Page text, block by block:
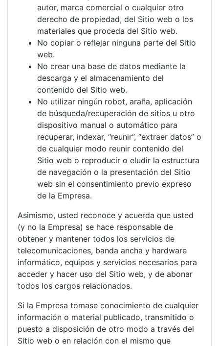
autor, marca comercial o cualquier otro
derecho de propiedad, del Sitio web o los
materiales que proceda del Sitio web.
No copiar o reflejar ninguna parte del Sitio
web.
No crear una base de datos mediante la
descarga y el almacenamiento del
contenido del Sitio web.
No utilizar ningún robot, araña, aplicación
de búsqueda/recuperación de sitios u otro
dispositivo manual o automático para
recuperar, indexar, “reunir”, “extraer datos” o
de cualquier modo reunir contenido del
Sitio web o reproducir o eludir la estructura
de navegación o la presentación del Sitio
web sin el consentimiento previo expreso
de la Empresa.
Asimismo, usted reconoce y acuerda que usted
(y no la Empresa) se hace responsable de
obtener y mantener todos los servicios de
telecomunicaciones, banda ancha y hardware
informático, equipos y servicios necesarios para
acceder y hacer uso del Sitio web, y de abonar
todos los cargos relacionados.
Si la Empresa tomase conocimiento de cualquier
información o material publicado, transmitido o
puesto a disposición de otro modo a través del
Sitio web o en relación con el mismo que